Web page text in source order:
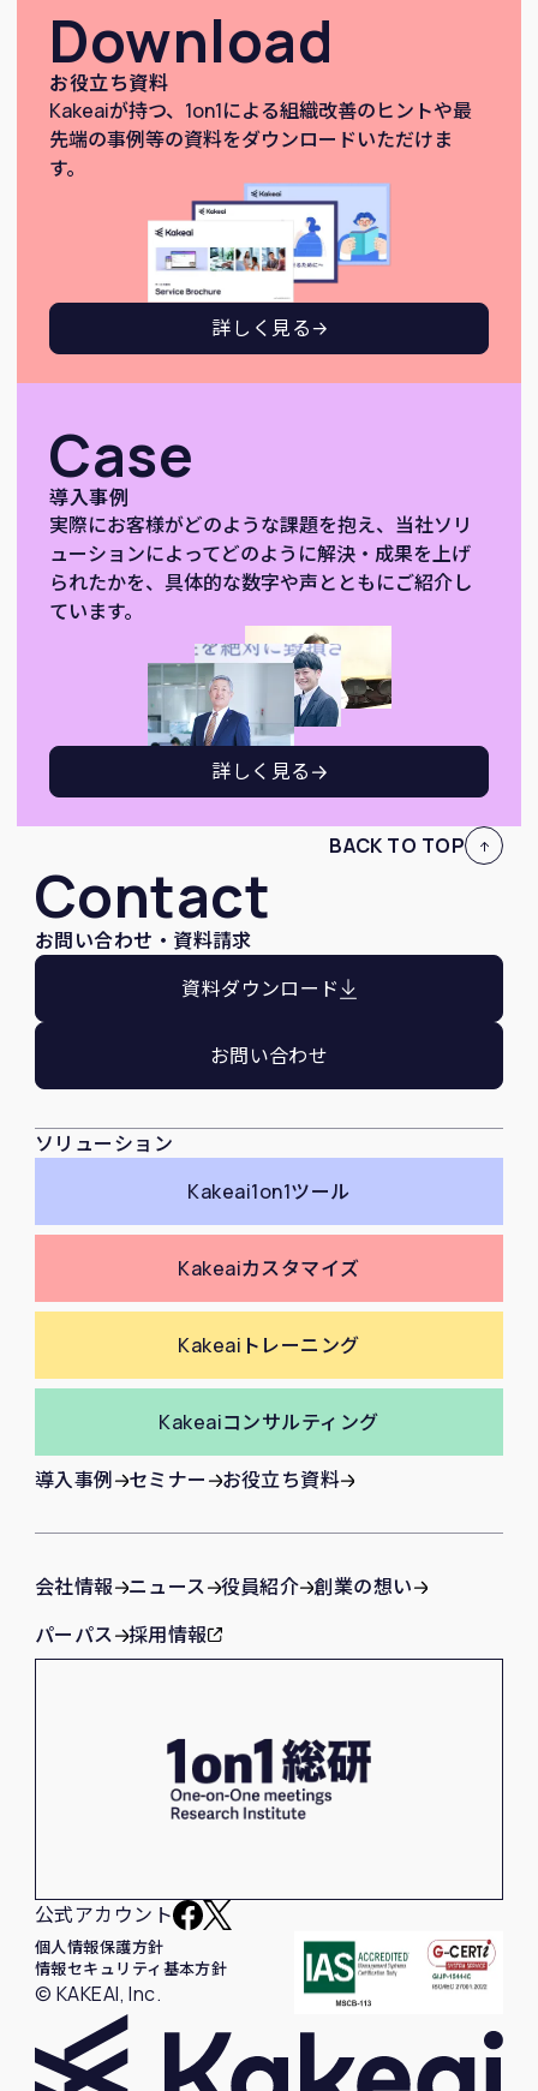
Download
お役立ち資料
Kakeaiが持つ、1on1による組織改善のヒントや最
先端の事例等の資料をダウンロードいただけま
す。
詳しく見る
Case
導入事例
実際にお客様がどのような課題を抱え、当社ソリ
ューションによってどのように解決・成果を上げ
られたかを、具体的な数字や声とともにご紹介し
ています。
詳しく見る
BACK TO TOP
Contact
お問い合わせ・資料請求
資料ダウンロード
お問い合わせ
ソリューション
Kakeai1on1ツール
Kakeaiカスタマイズ
Kakeai トレーニング
Kakeaiコンサルティング
導入事例 セミナー お役立ち資料
会社情報 ニュース 役員紹介 創業の想い
パーパス
採用情報
公式アカウント
個人情報保護方針
情報セキュリティ基本方針
© KAKEAI, Inc.